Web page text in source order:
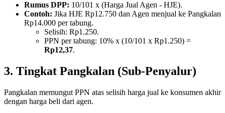
Rumus DPP: 10/101 x (Harga Jual Agen - HJE).
Contoh: Jika HJE Rp12.750 dan Agen menjual ke Pangkalan
Rp14.000 per tabung.
Selisih: Rp1.250.
PPN per tabung: 10% x (10/101 x Rp1.250) =
Rp12,37.
3. Tingkat Pangkalan (Sub-Penyalur)
Pangkalan memungut PPN atas selisih harga jual ke konsumen akhir
dengan harga beli dari agen.